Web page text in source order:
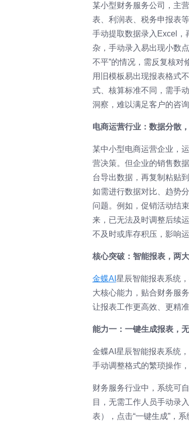
某小型财务服务公司，主
表、利润表、税务申报表
手动提取数据录入Excel，
杂，手动录入易出现小数
不平”的情况，需反复核
用旧模板易出现报表格式
式、核算标准不同，需手
洞察，难以满足客户的咨询
电商运营行业：数据分散
某中小型电商运营企业，
营决策。但企业的销售数
台导出数据，再复制粘贴
如需进行数据对比、趋势
问题。例如，促销活动结
来，已无法及时调整后续
不及时或库存积压，影响运
核心突破：智能报表，两
金蝶AI 星辰智能报表系统
大核心能力，贴合财务服
让报表工作更高效、更精准
能力一：一键生成报表，
金蝶AI星辰智能报表系统
手动调整格式的繁琐操作
财务服务行业中，系统可
目，无需工作人员手动录
表），点击“一键生成”，